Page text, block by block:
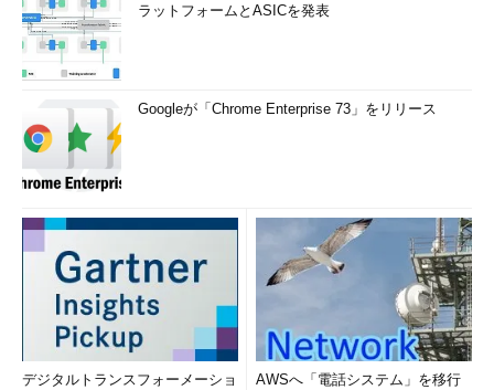
ラットフォームとASICを発表
Googleが「Chrome Enterprise 73」をリリース
デジタルトランスフォーメーショ
AWSへ「電話システム」を移行